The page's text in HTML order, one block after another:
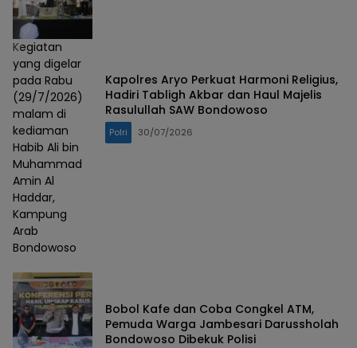
Kegiatan
yang digelar
pada Rabu
(29/7/2026)
malam di
kediaman
Habib Ali bin
Muhammad
Amin Al
Haddar,
Kampung
Arab
Bondowoso
Kapolres Aryo Perkuat Harmoni Religius,
Hadiri Tabligh Akbar dan Haul Majelis
Rasulullah SAW Bondowoso
Polri 30/07/2026
Bobol Kafe dan Coba Congkel ATM,
Pemuda Warga Jambesari Darussholah
Bondowoso Dibekuk Polisi